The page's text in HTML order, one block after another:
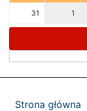
31 1
Strona główna